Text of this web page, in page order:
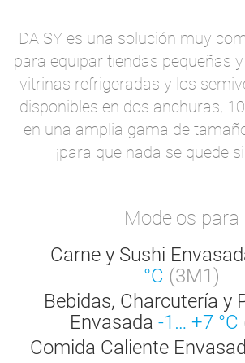
DAISY es una solución muy
para equipar tiendas pequeñas
vitrinas refrigeradas y los
disponibles en dos anchuras,
en una amplia gama de
¡para que nada se quede
Modelos para
Carne y Sushi
°C (3M1)
Bebidas, Charcutería y
Envasada -1… +7 °C
Comida Caliente